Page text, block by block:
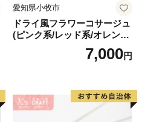
愛知県小牧市
ドライ風フラワーコサージュ
(ピンク系/レッド系/オレンジ
系/ホワイト系/イエロー系/グ
リーン系/ブルー系）7,000円